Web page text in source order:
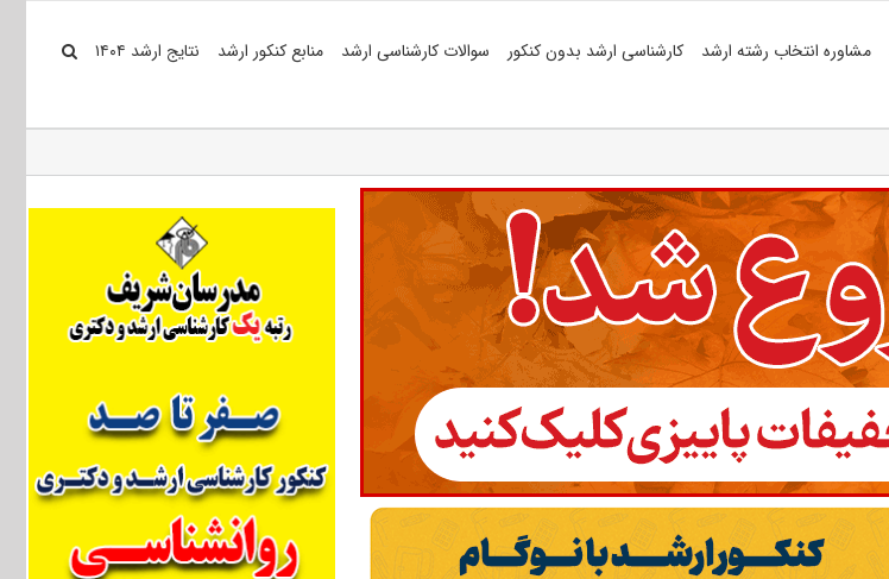
مشاوره انتخاب رشته ارشد کارشناسی ارشد بدون کنکور سوالات کارشناسی ارشد منابع کنکور ارشد نتایج ارشد ۱۴۰۴